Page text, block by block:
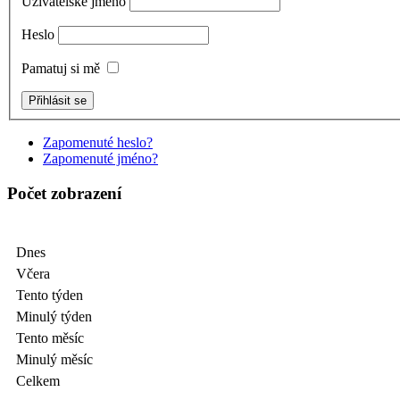
Heslo
Pamatuj si mě
Zapomenuté heslo?
Zapomenuté jméno?
Počet zobrazení
Dnes
Včera
Tento týden
Minulý týden
Tento měsíc
Minulý měsíc
Celkem